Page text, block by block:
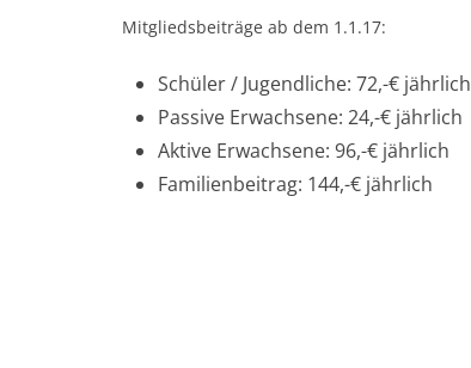
Mitgliedsbeiträge ab dem 1.1.17:
Schüler / Jugendliche: 72,-€ jährlich
Passive Erwachsene: 24,-€ jährlich
Aktive Erwachsene: 96,-€ jährlich
Familienbeitrag: 144,-€ jährlich